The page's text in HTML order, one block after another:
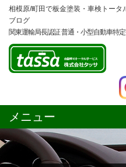
相模原/町田で板金塗装・車検トータ
ブログ
関東運輸局長認証 普通・小型自動車特
メニュー